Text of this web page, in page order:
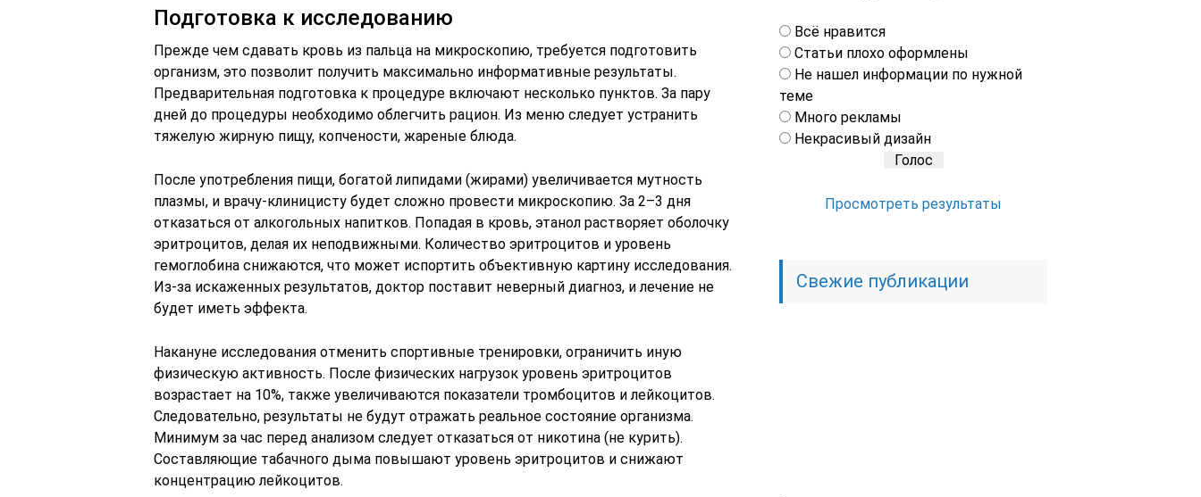
Подготовка к исследованию
Прежде чем сдавать кровь из пальца на микроскопию, требуется подготовить
организм, это позволит получить максимально информативные результаты.
Предварительная подготовка к процедуре включают несколько пунктов. За пару
дней до процедуры необходимо облегчить рацион. Из меню следует устранить
тяжелую жирную пищу, копчености, жареные блюда.
После употребления пищи, богатой липидами (жирами) увеличивается мутность
плазмы, и врачу-клиницисту будет сложно провести микроскопию. За 2–3 дня
отказаться от алкогольных напитков. Попадая в кровь, этанол растворяет оболочку
эритроцитов, делая их неподвижными. Количество эритроцитов и уровень
гемоглобина снижаются, что может испортить объективную картину исследования.
Из-за искаженных результатов, доктор поставит неверный диагноз, и лечение не
будет иметь эффекта.
Накануне исследования отменить спортивные тренировки, ограничить иную
физическую активность. После физических нагрузок уровень эритроцитов
возрастает на 10%, также увеличиваются показатели тромбоцитов и лейкоцитов.
Следовательно, результаты не будут отражать реальное состояние организма.
Минимум за час перед анализом следует отказаться от никотина (не курить).
Составляющие табачного дыма повышают уровень эритроцитов и снижают
концентрацию лейкоцитов.
Всё нравится
Статьи плохо оформлены
Не нашел информации по нужной
теме
Много рекламы
Некрасивый дизайн
Просмотреть результаты
Свежие публикации